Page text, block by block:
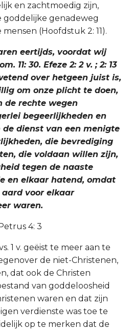
en zachtmoedig zijn,
goddelijke genadeweg
(Hoofdstuk 2: 11).
eertijds, voordat wij
11: 30. Efeze 2: 2 v. ; 2: 13
over hetgeen juist is,
om onze plicht te doen,
de rechte wegen
begeerlijkheden en
dienst van een menigte
die bevrediging
die voldaan willen zijn,
tegen de naaste
en elkaar hatend, omdat
voor elkaar
waren.
Petrus 4: 3
1 v. geëist te meer aan te
de niet-Christenen,
dat ook de Christen
van goddeloosheid
waren en dat zijn
verdienste was toe te
op te merken dat de